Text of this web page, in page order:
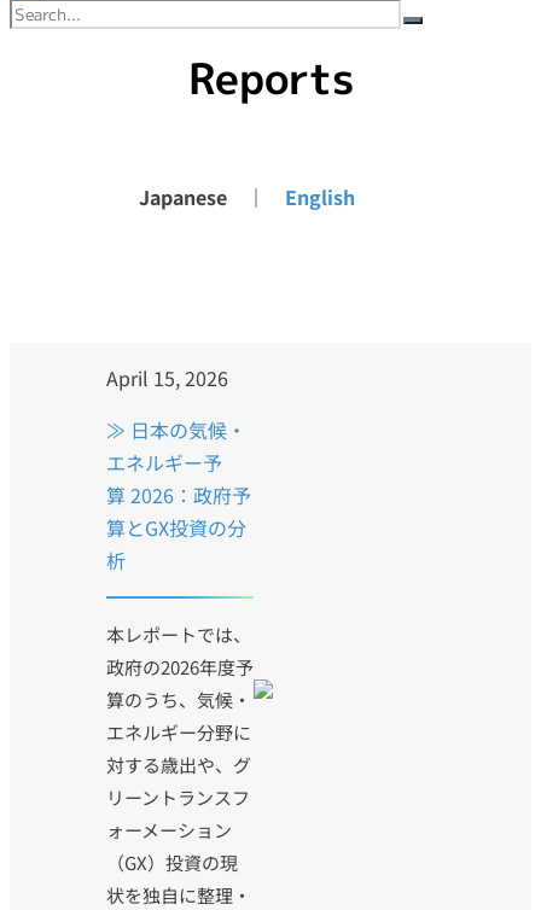
Reports
Japanese ｜ English
April 15, 2026
≫ 日本の気候・
エネルギー予
算 2026：政府予
算とGX投資の分
析
本レポートでは、
政府の2026年度予
算のうち、気候・
エネルギー分野に
対する歳出や、グ
リーントランスフ
ォーメーション
（GX）投資の現
状を独自に整理・